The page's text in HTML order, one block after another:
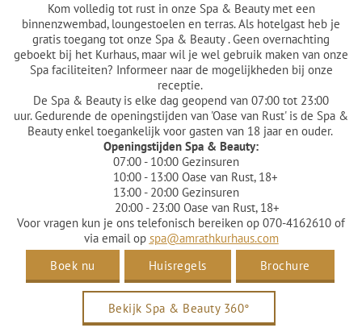
Kom volledig tot rust in onze Spa & Beauty met een
binnenzwembad, loungestoelen en terras. Als hotelgast heb je
gratis toegang tot onze Spa & Beauty . Geen overnachting
geboekt bij het Kurhaus, maar wil je wel gebruik maken van onze
Spa faciliteiten? Informeer naar de mogelijkheden bij onze
receptie.
De Spa & Beauty is elke dag geopend van 07:00 tot 23:00
uur. Gedurende de openingstijden van 'Oase van Rust' is de Spa &
Beauty enkel toegankelijk voor gasten van 18 jaar en ouder.
Openingstijden Spa & Beauty:
07:00 - 10:00 Gezinsuren
10:00 - 13:00 Oase van Rust, 18+
13:00 - 20:00 Gezinsuren
20:00 - 23:00 Oase van Rust, 18+
Voor vragen kun je ons telefonisch bereiken op 070-4162610 of
via email op spa@amrathkurhaus.com
Boek nu
Huisregels Brochure
Bekijk Spa & Beauty 360°